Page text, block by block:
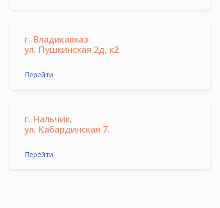
г. Владикавказ
ул. Пушкинская 2д, к2
Перейти
г. Нальчик,
ул. Кабардинская 7.
Перейти